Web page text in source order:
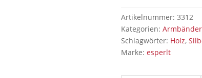
Artikelnummer:3312
Kategorien:Armbänder
Schlagwörter: Holz,
Marke:esperlt